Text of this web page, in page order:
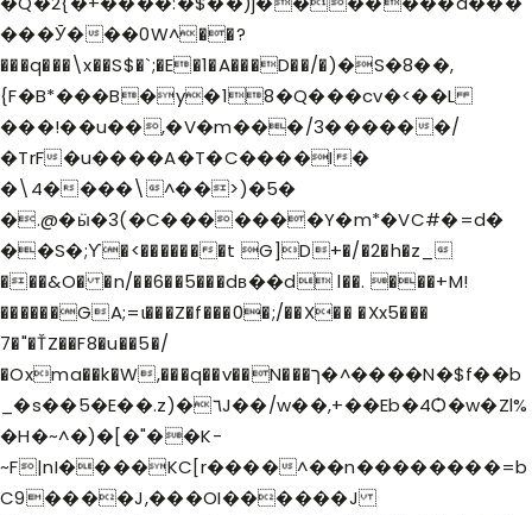
���Ӯ���0W^��?
���q���\x��S$�`;�E�1�A���D��/�)�S�8��,
{F�B*���B�y�18�Q���cv�<��L
���!��u��,�V�m���/3������/
�TrF�u����A�T�C����I�
�\4����\^��>)�5�
�.@�ӹ�3(�C�������Y�m*�VC#�=d�
��S�;ϒ�<�������t G]D+�/�2�h�z_
���&O� �n/��6��5���dв��d l��. ���+M!
������GA;=ɩ���Z�f���0�;/��X�� �Xx5���
7�"�ŤZ��F8�u��5�/
�Oxma��k�W,���q��v��N���ך�^����N�$f��b
_�s��5�E��.z)�٦J��/w��,+��Eb�4Ѻ�w�Zl%
�H�~^�)�[�"��K-
~F|nI����KC[r����^��n��������=b
C9����J,���OI������J